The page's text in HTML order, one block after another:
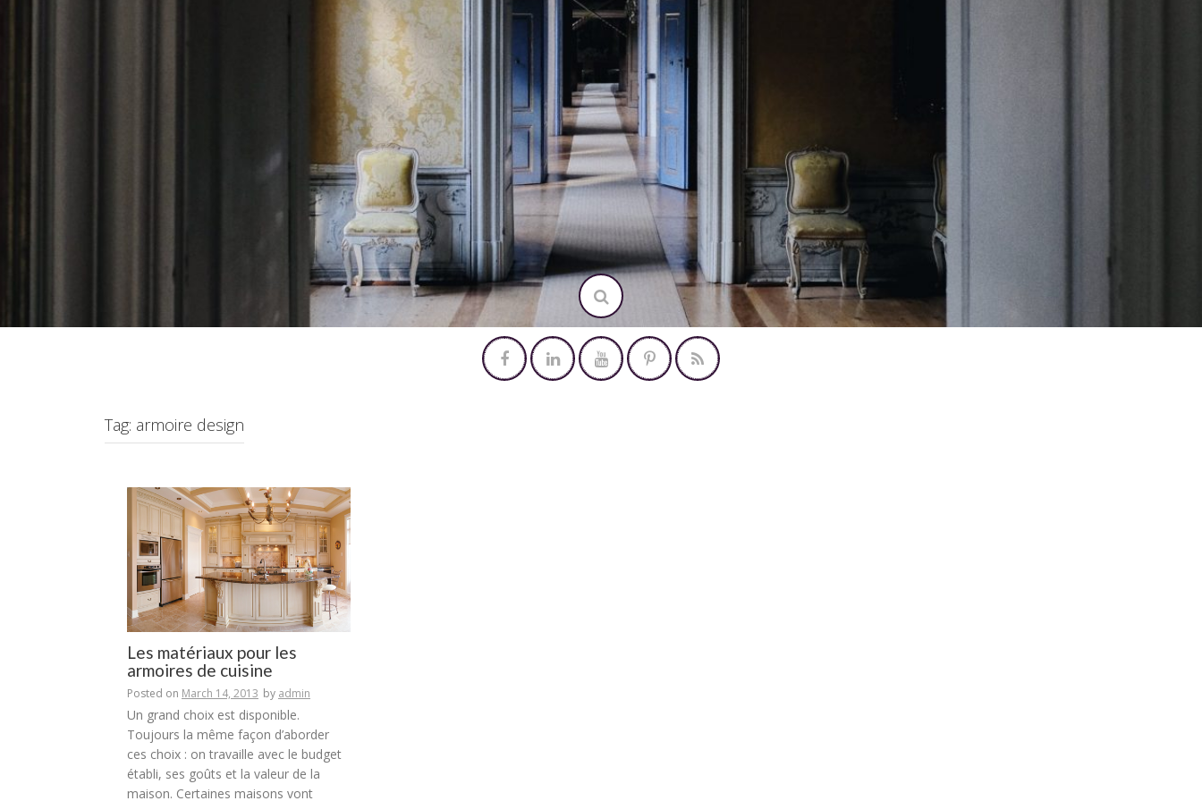
Tag: armoire design
Les matériaux pour les
armoires de cuisine
Posted on March 14, 2013 by admin
Un grand choix est disponible.
Toujours la même façon d’aborder
ces choix : on travaille avec le budget
établi, ses goûts et la valeur de la
maison. Certaines maisons vont